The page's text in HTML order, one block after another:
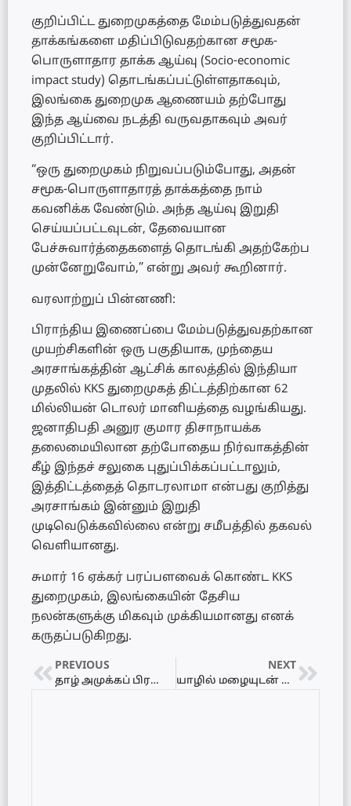
குறிப்பிட்ட துறைமுகத்தை மேம்படுத்துவதன்
தாக்கங்களை மதிப்பிடுவதற்கான சமூக-
பொருளாதார தாக்க ஆய்வு (Socio-economic
impact study) தொடங்கப்பட்டுள்ளதாகவும்,
இலங்கை துறைமுக ஆணையம் தற்போது
இந்த ஆய்வை நடத்தி வருவதாகவும் அவர்
குறிப்பிட்டார்.
“ஒரு துறைமுகம் நிறுவப்படும்போது, அதன்
சமூக-பொருளாதாரத் தாக்கத்தை நாம்
கவனிக்க வேண்டும். அந்த ஆய்வு இறுதி
செய்யப்பட்டவுடன், தேவையான
பேச்சுவார்த்தைகளைத் தொடங்கி அதற்கேற்ப
முன்னேறுவோம்,” என்று அவர் கூறினார்.
வரலாற்றுப் பின்னணி:
பிராந்திய இணைப்பை மேம்படுத்துவதற்கான
முயற்சிகளின் ஒரு பகுதியாக, முந்தைய
அரசாங்கத்தின் ஆட்சிக் காலத்தில் இந்தியா
முதலில் KKS துறைமுகத் திட்டத்திற்கான 62
மில்லியன் டொலர் மானியத்தை வழங்கியது.
ஜனாதிபதி அனுர குமார திசாநாயக்க
தலைமையிலான தற்போதைய நிர்வாகத்தின்
கீழ் இந்தச் சலுகை புதுப்பிக்கப்பட்டாலும்,
இத்திட்டத்தைத் தொடரலாமா என்பது குறித்து
அரசாங்கம் இன்னும் இறுதி
முடிவெடுக்கவில்லை என்று சமீபத்தில் தகவல்
வெளியானது.
சுமார் 16 ஏக்கர் பரப்பளவைக் கொண்ட KKS
துறைமுகம், இலங்கையின் தேசிய
நலன்களுக்கு மிகவும் முக்கியமானது எனக்
கருதப்படுகிறது.
PREVIOUS
தாழ் அமுக்கப் பிரதேசம் இலங்கைக்கு அருகில்: வடக்கில் ஓரளவு பலத்த மழைக்கு வாய்ப்பு!
NEXT
யாழில் மழையுடன் சேர்ந்து வீதியில் விழுந்த மீன்கள்! – ஆர்வத்துடன் பிடித்த மக்கள்!